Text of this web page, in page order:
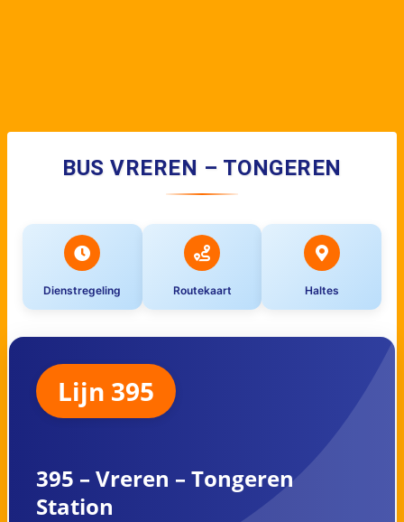
BUS VREREN – TONGEREN
Dienstregeling Routekaart Haltes
Lijn 395
395 – Vreren – Tongeren
Station